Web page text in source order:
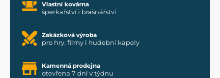
Vlastní kovárna
šperkařství i brašnářství
Zakázková výroba
pro hry, filmy i hudební kapely
Kamenná prodejna
otevřena 7 dní v týdnu